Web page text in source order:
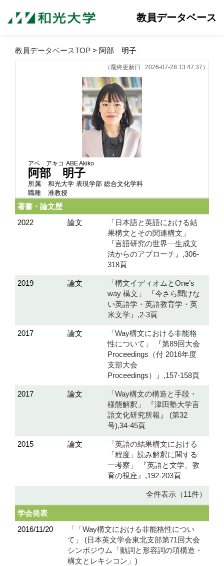
教員データベース
教員データベースTOP > 阿部 明子
（最終更新日 : 2026-07-28 13:47:37）
アベ アキコ ABE Akiko
阿部 明子
所属
和光大学 表現学部 総合文化学科
職種
准教授
著書・論文歴
2022
論文
「日本語と英語における結
果構文とその関連構文」
『言語研究の世界—生成文
法からのアプローチ』,306-
318頁
2019 論文
「構文イディオムとOne’s
way 構文」 『今さら聞けな
い英語学・英語教育学・英
米文学』,2-3頁
2017 論文
「Way構文における非能格
性について」 『第89回大会
Proceedings（付 2016年度
支部大会
Proceedings）』,157-158頁
2017 論文
「Way構文の構造と手段・
様態解釈」 『津田塾大学言
語文化研究所報』 (第32
号),34-45頁
2015 論文
「英語の結果構文における
「程度」読み解釈に関する
一考察」 『英語と文学、教
育の視座』,192-203頁
全件表示（11件）
学会発表
2016/11/20
「「Way構文における非能格性につい
て」 (日本英文学会東北支部第71回大会
シンポジウム「動詞と形容詞の項構造・
構文とレキシコン」)